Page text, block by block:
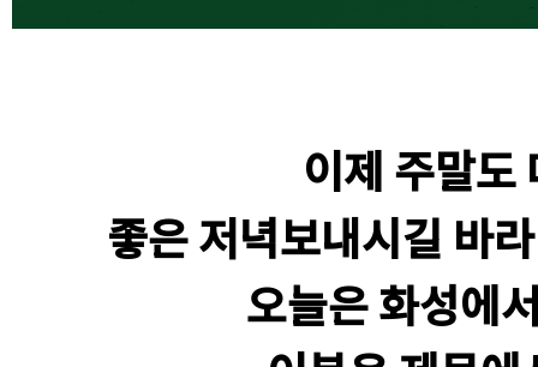
이제 주말도
좋은 저녁보내시길 바
오늘은 화성에